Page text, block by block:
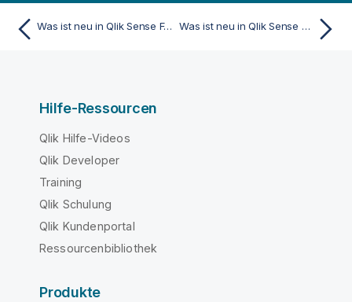
Was ist neu in Qlik Sense February 2024 Was ist neu in Qlik Sense August 2023
Hilfe-Ressourcen
Qlik Hilfe-Videos
Qlik Developer
Training
Qlik Schulung
Qlik Kundenportal
Ressourcenbibliothek
Produkte